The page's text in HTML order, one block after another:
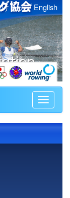
トップ English
Toggle